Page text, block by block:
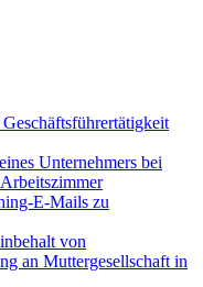
Unternehmers bei
E-Mails zu
von
an Muttergesellschaft in